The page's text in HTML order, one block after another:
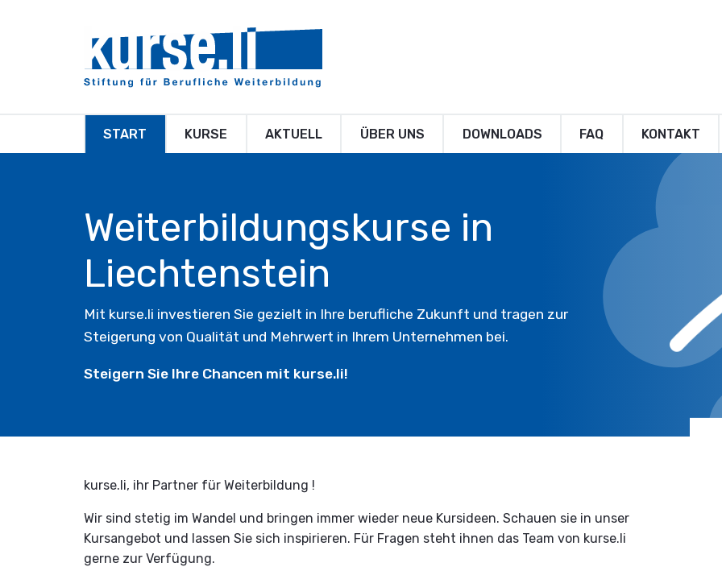
START KURSE AKTUELL ÜBER UNS DOWNLOADS FAQ KONTAKT
Weiterbildungskurse in
Liechtenstein
Mit kurse.li investieren Sie gezielt in Ihre berufliche Zukunft und tragen zur
Steigerung von Qualität und Mehrwert in Ihrem Unternehmen bei.
Steigern Sie Ihre Chancen mit kurse.li!
kurse.li, ihr Partner für Weiterbildung !
Wir sind stetig im Wandel und bringen immer wieder neue Kursideen. Schauen sie in unser
Kursangebot und lassen Sie sich inspirieren. Für Fragen steht ihnen das Team von kurse.li
gerne zur Verfügung.